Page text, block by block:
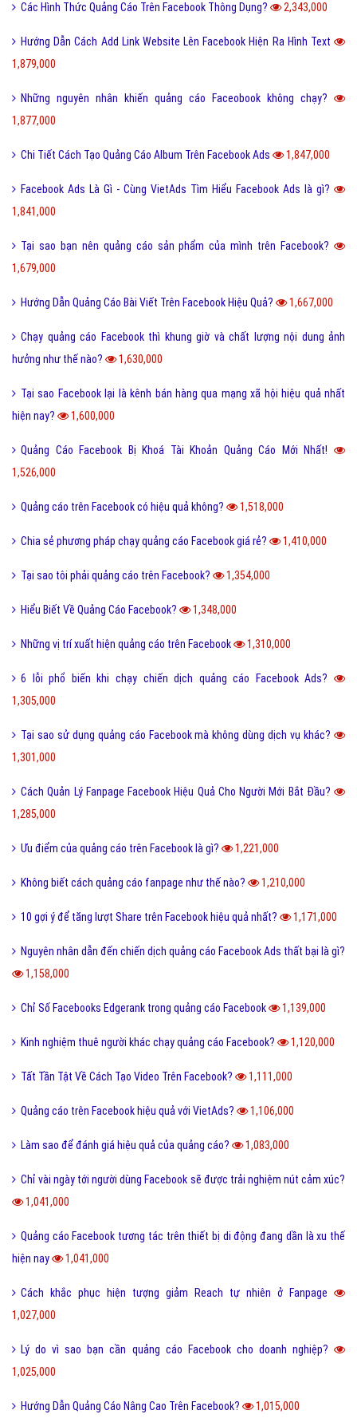
Các Hình Thức Quảng Cáo Trên Facebook Thông Dụng? 2,343,000
Hướng Dẫn Cách Add Link Website Lên Facebook Hiện Ra Hình Text
1,879,000
Những nguyên nhân khiến quảng cáo Faceobook không chạy?
1,877,000
Chi Tiết Cách Tạo Quảng Cáo Album Trên Facebook Ads 1,847,000
Facebook Ads Là Gì - Cùng VietAds Tìm Hiểu Facebook Ads là gì?
1,841,000
Tại sao bạn nên quảng cáo sản phẩm của mình trên Facebook?
1,679,000
Hướng Dẫn Quảng Cáo Bài Viết Trên Facebook Hiệu Quả? 1,667,000
Chạy quảng cáo Facebook thì khung giờ và chất lượng nội dung ảnh
hưởng như thế nào?
1,630,000
Tại sao Facebook lại là kênh bán hàng qua mạng xã hội hiệu quả nhất
hiện nay?
1,600,000
Quảng Cáo Facebook Bị Khoá Tài Khoản Quảng Cáo Mới Nhất!
1,526,000
Quảng cáo trên Facebook có hiệu quả không? 1,518,000
Chia sẻ phương pháp chạy quảng cáo Facebook giá rẻ? 1,410,000
Tại sao tôi phải quảng cáo trên Facebook? 1,354,000
Hiểu Biết Về Quảng Cáo Facebook? 1,348,000
Những vị trí xuất hiện quảng cáo trên Facebook 1,310,000
6 lỗi phổ biến khi chạy chiến dịch quảng cáo Facebook Ads?
1,305,000
Tại sao sử dụng quảng cáo Facebook mà không dùng dịch vụ khác?
1,301,000
Cách Quản Lý Fanpage Facebook Hiệu Quả Cho Người Mới Bắt Đầu?
1,285,000
Ưu điểm của quảng cáo trên Facebook là gì? 1,221,000
Không biết cách quảng cáo fanpage như thế nào? 1,210,000
10 gợi ý để tăng lượt Share trên Facebook hiệu quả nhất? 1,171,000
Nguyên nhân dẫn đến chiến dịch quảng cáo Facebook Ads thất bại là gì?
1,158,000
Chỉ Số Facebooks Edgerank trong quảng cáo Facebook 1,139,000
Kinh nghiệm thuê người khác chạy quảng cáo Facebook? 1,120,000
Tất Tần Tật Về Cách Tạo Video Trên Facebook? 1,111,000
Quảng cáo trên Facebook hiệu quả với VietAds? 1,106,000
Làm sao để đánh giá hiệu quả của quảng cáo? 1,083,000
Chỉ vài ngày tới người dùng Facebook sẽ được trải nghiệm nút cảm xúc?
1,041,000
Quảng cáo Facebook tương tác trên thiết bị di động đang dần là xu thế
hiện nay
1,041,000
Cách khắc phục hiện tượng giảm Reach tự nhiên ở Fanpage
1,027,000
Lý do vì sao bạn cần quảng cáo Facebook cho doanh nghiệp?
1,025,000
Hướng Dẫn Quảng Cáo Nâng Cao Trên Facebook? 1,015,000